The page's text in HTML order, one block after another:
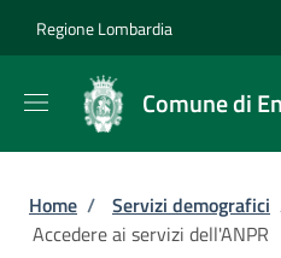
Regione Lombardia
Comune di
Briciole di pane
Home / Servizi demografici
Accedere ai servizi dell'ANPR